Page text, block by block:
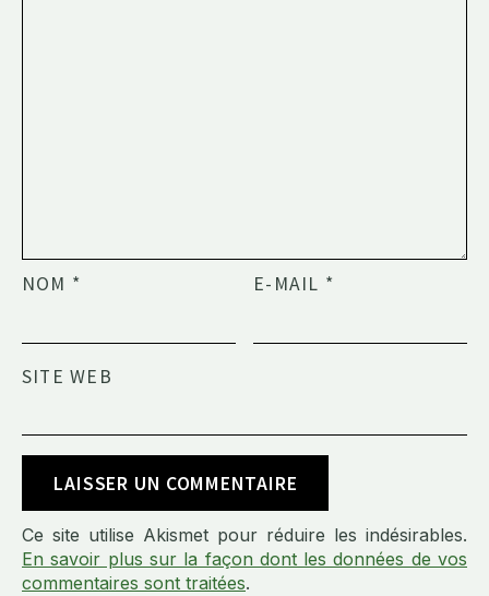
NOM * E-MAIL *
SITE WEB
Ce site utilise Akismet pour réduire les indésirables.
En savoir plus sur la façon dont les données de vos
commentaires sont traitées.